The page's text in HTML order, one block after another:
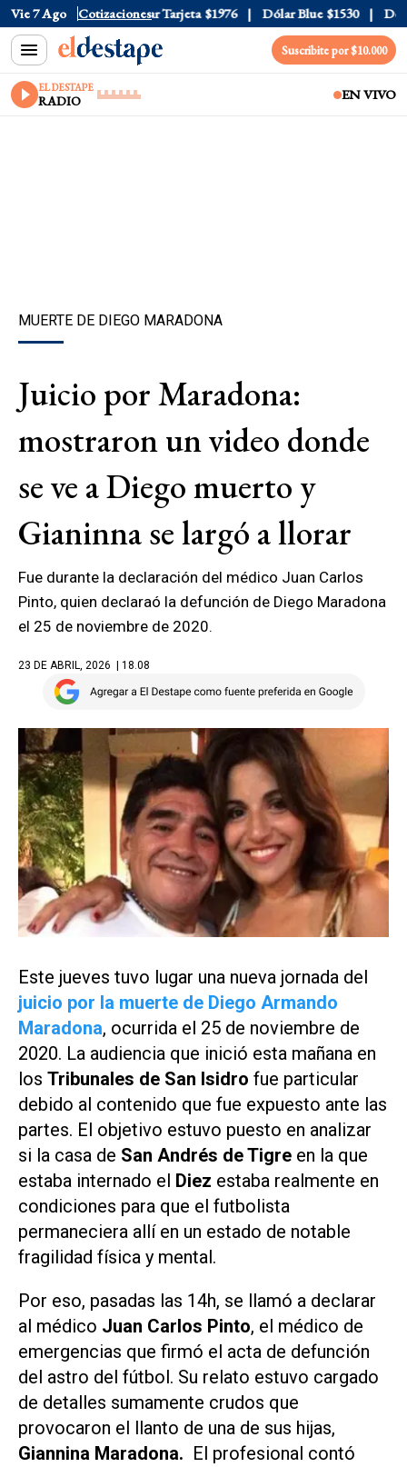
Vie 7 Ago Cotizaciones
$1520 Dólar Tarjeta $1976 Dólar Blue $1530 Dólar
Suscribite por $10.000
EL DESTAPE
RADIO EN VIVO
MUERTE DE DIEGO MARADONA
Juicio por Maradona:
mostraron un video donde
se ve a Diego muerto y
Gianinna se largó a llorar
Fue durante la declaración del médico Juan Carlos
Pinto, quien declaraó la defunción de Diego Maradona
el 25 de noviembre de 2020.
23 DE ABRIL, 2026 | 18.08
Este jueves tuvo lugar una nueva jornada del
juicio por la muerte de Diego Armando
Maradona, ocurrida el 25 de noviembre de
2020. La audiencia que inició esta mañana en
los Tribunales de San Isidro fue particular
debido al contenido que fue expuesto ante las
partes. El objetivo estuvo puesto en analizar
si la casa de San Andrés de Tigre en la que
estaba internado el Diez estaba realmente en
condiciones para que el futbolista
permaneciera allí en un estado de notable
fragilidad física y mental.
Por eso, pasadas las 14h, se llamó a declarar
al médico Juan Carlos Pinto, el médico de
emergencias que firmó el acta de defunción
del astro del fútbol. Su relato estuvo cargado
de detalles sumamente crudos que
provocaron el llanto de una de sus hijas,
Giannina Maradona. El profesional contó